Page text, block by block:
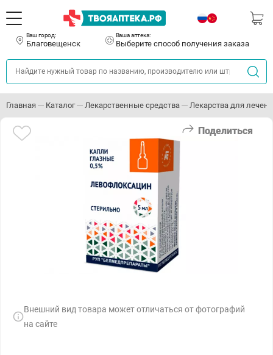
Ваш город:
Благовещенск
Ваша аптека:
Выберите способ получения заказа
Главная Каталог Лекарственные средства Лекарства для
Поделиться
Внешний вид товара может отличаться от фотографий
на сайте